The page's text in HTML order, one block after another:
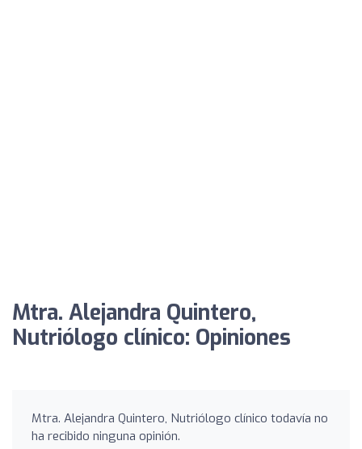
Mtra. Alejandra Quintero,
Nutriólogo clínico: Opiniones
Mtra. Alejandra Quintero, Nutriólogo clínico todavía no
ha recibido ninguna opinión.